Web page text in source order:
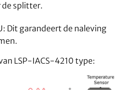
de splitter.
Dit garandeert de naleving
LSP-IACS-4210 type: